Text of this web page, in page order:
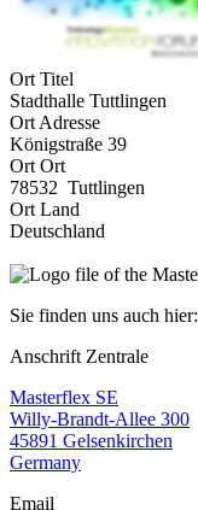
Ort Titel
Stadthalle Tuttlingen
Ort Adresse
Königstraße 39
Ort Ort
78532 Tuttlingen
Ort Land
Deutschland
Sie finden uns auch hier:
Anschrift Zentrale
Masterflex SE
Willy-Brandt-Allee 300
45891 Gelsenkirchen
Germany
Email